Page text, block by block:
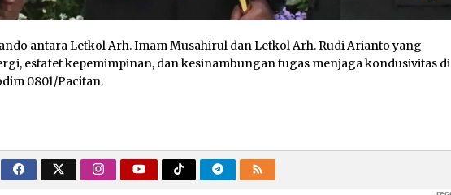
antara Letkol Arh. Imam Musahirul dan Letkol Arh. Rudi Arianto yang
estafet kepemimpinan, dan kesinambungan tugas menjaga kondusivitas di
0801/Pacitan.